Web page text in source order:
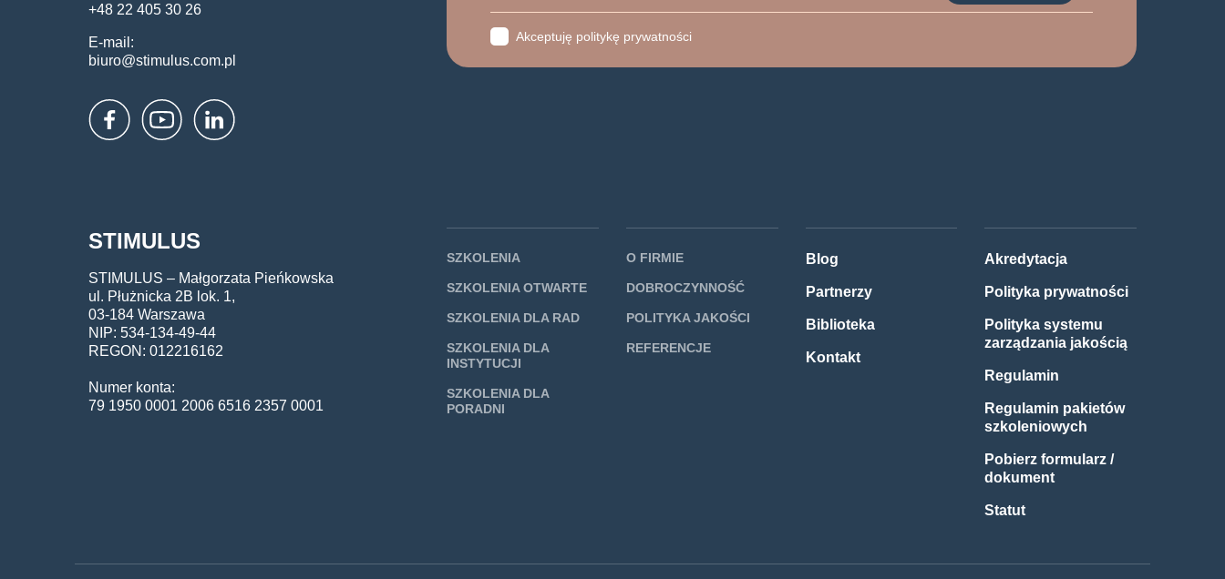
+48 22 405 30 26
E-mail:
biuro@stimulus.com.pl
Akceptuję politykę prywatności
STIMULUS
STIMULUS – Małgorzata Pieńkowska
ul. Płużnicka 2B lok. 1,
03-184 Warszawa
NIP: 534-134-49-44
REGON: 012216162
Numer konta:
79 1950 0001 2006 6516 2357 0001
SZKOLENIA
SZKOLENIA OTWARTE
SZKOLENIA DLA RAD
SZKOLENIA DLA
INSTYTUCJI
SZKOLENIA DLA
PORADNI
O FIRMIE
DOBROCZYNNOŚĆ
POLITYKA JAKOŚCI
REFERENCJE
Blog
Partnerzy
Biblioteka
Kontakt
Akredytacja
Polityka prywatności
Polityka systemu
zarządzania jakością
Regulamin
Regulamin pakietów
szkoleniowych
Pobierz formularz /
dokument
Statut